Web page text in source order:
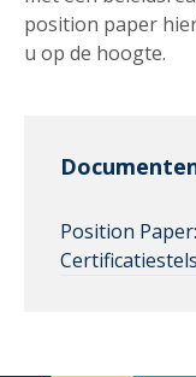
position paper
u op de hoogte.
Position